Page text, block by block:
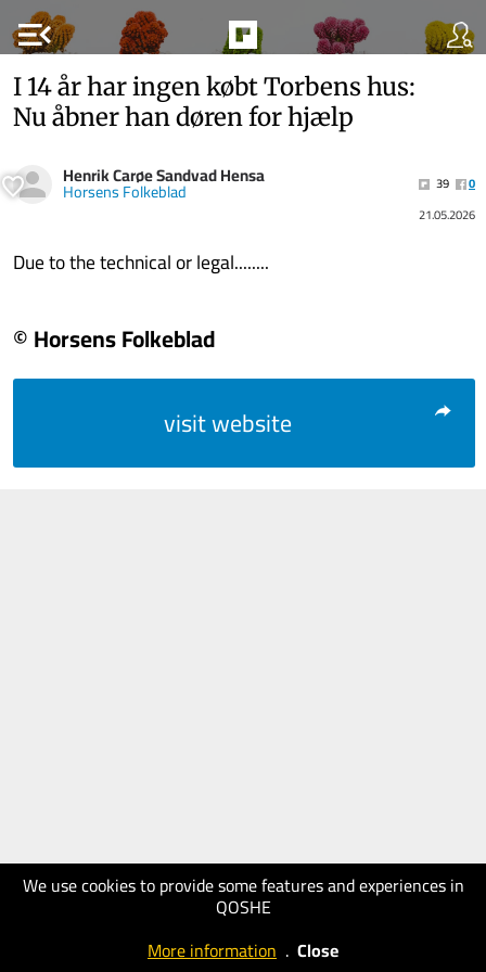
menu_open
We use cookies to provide some features and experiences in
QOSHE
More information . Close
I 14 år har ingen købt Tor­bens hus:
Nu åbner han døren for hjælp
Henrik Carøe Sandvad Hensa
Horsens Folkeblad 39
0
21.05.2026
Due to the technical or legal........
© Horsens Folkeblad
visit website